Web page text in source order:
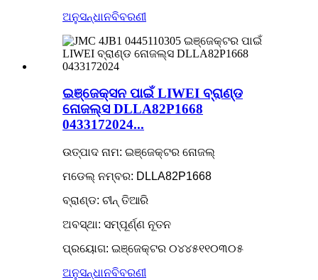
ଅନୁସନ୍ଧାନବିବରଣୀ
ଇଞ୍ଜେକ୍ସନ ପାଇଁ LIWEI ବ୍ରାଣ୍ଡ
ନୋଜଲ୍ସ DLLA82P1668
0433172024...
ଉତ୍ପାଦ ନାମ: ଇଞ୍ଜେକ୍ଟର ନୋଜଲ୍
ମଡେଲ୍ ନମ୍ବର: DLLA82P1668
ବ୍ରାଣ୍ଡ: ଚୀନ୍ ତିଆରି
ଅବସ୍ଥା: ସମ୍ପୂର୍ଣ୍ଣ ନୂତନ
ପ୍ରୟୋଗ: ଇଞ୍ଜେକ୍ଟର ୦୪୪୫୧୧୦୩୦୫
ଅନୁସନ୍ଧାନବିବରଣୀ